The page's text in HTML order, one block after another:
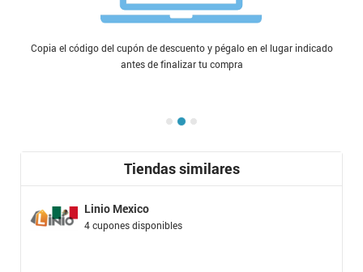
Copia el código del cupón de descuento y pégalo en el lugar indicado
antes de finalizar tu compra
Tiendas similares
Linio Mexico
4 cupones disponibles